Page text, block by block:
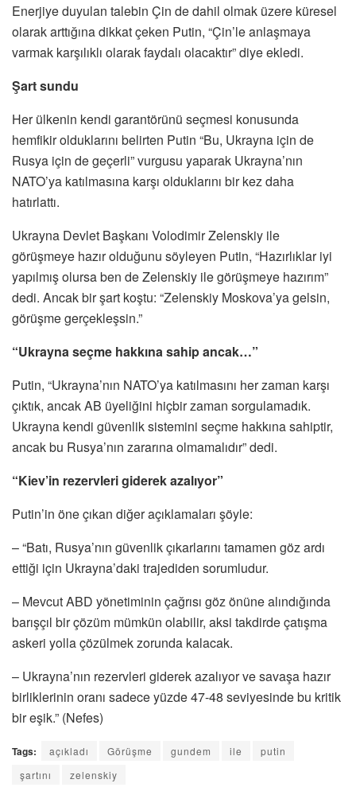
Enerjiye duyulan talebin Çin de dahil olmak üzere küresel
olarak arttığına dikkat çeken Putin, “Çin’le anlaşmaya
varmak karşılıklı olarak faydalı olacaktır” diye ekledi.
Şart sundu
Her ülkenin kendi garantörünü seçmesi konusunda
hemfikir olduklarını belirten Putin “Bu, Ukrayna için de
Rusya için de geçerli” vurgusu yaparak Ukrayna’nın
NATO’ya katılmasına karşı olduklarını bir kez daha
hatırlattı.
Ukrayna Devlet Başkanı Volodimir Zelenskiy ile
görüşmeye hazır olduğunu söyleyen Putin, “Hazırlıklar iyi
yapılmış olursa ben de Zelenskiy ile görüşmeye hazırım”
dedi. Ancak bir şart koştu: “Zelenskiy Moskova’ya gelsin,
görüşme gerçekleşsin.”
“Ukrayna seçme hakkına sahip ancak…”
Putin, “Ukrayna’nın NATO’ya katılmasını her zaman karşı
çıktık, ancak AB üyeliğini hiçbir zaman sorgulamadık.
Ukrayna kendi güvenlik sistemini seçme hakkına sahiptir,
ancak bu Rusya’nın zararına olmamalıdır” dedi.
“Kiev’in rezervleri giderek azalıyor”
Putin’in öne çıkan diğer açıklamaları şöyle:
– “Batı, Rusya’nın güvenlik çıkarlarını tamamen göz ardı
ettiği için Ukrayna’daki trajediden sorumludur.
– Mevcut ABD yönetiminin çağrısı göz önüne alındığında
barışçıl bir çözüm mümkün olabilir, aksi takdirde çatışma
askeri yolla çözülmek zorunda kalacak.
– Ukrayna’nın rezervleri giderek azalıyor ve savaşa hazır
birliklerinin oranı sadece yüzde 47-48 seviyesinde bu kritik
bir eşik.” (Nefes)
Tags: açıkladı Görüşme gundem ile
putin
şartını
zelenskiy